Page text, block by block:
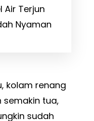
Air Terjun
Nyaman
kolam renang
tua,
sudah